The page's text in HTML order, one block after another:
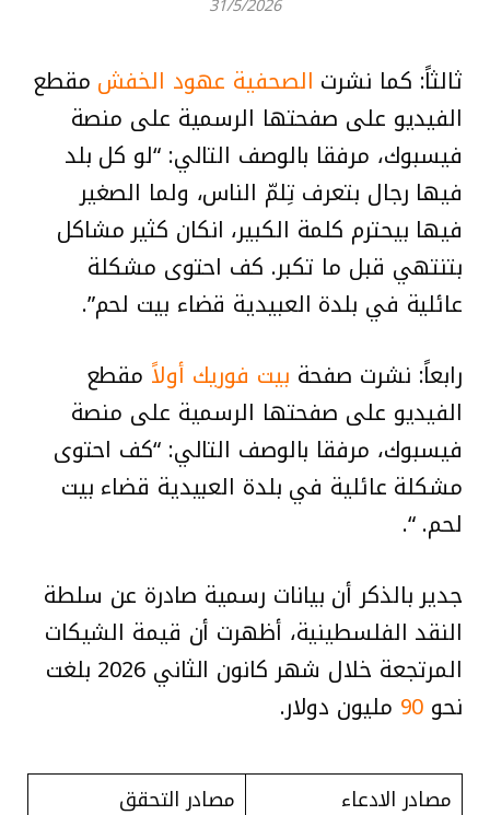
31/5/2026
ثالثاً: كما نشرت الصحفية عهود الخفش مقطع
الفيديو على صفحتها الرسمية على منصة
فيسبوك، مرفقا بالوصف التالي: “لو كل بلد
فيها رجال بتعرف تِلمّ الناس، ولما الصغير
فيها بيحترم كلمة الكبير، انكان كثير مشاكل
بتنتهي قبل ما تكبر. كف احتوى مشكلة
عائلية في بلدة العبيدية قضاء بيت لحم”.
رابعاً: نشرت صفحة بيت فوريك أولاً مقطع
الفيديو على صفحتها الرسمية على منصة
فيسبوك، مرفقا بالوصف التالي: “كف احتوى
مشكلة عائلية في بلدة العبيدية قضاء بيت
لحم. “.
جدير بالذكر أن بيانات رسمية صادرة عن سلطة
النقد الفلسطينية، أظهرت أن قيمة الشيكات
المرتجعة خلال شهر كانون الثاني 2026 بلغت
نحو 90 مليون دولار.
مصادر الادعاء مصادر التحقق